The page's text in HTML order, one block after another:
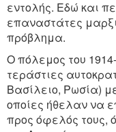
εντολής. Εδώ και
επαναστάτες
πρόβλημα.
Ο πόλεμος του
τεράστιες
Βασίλειο, Ρωσία)
οποίες ήθελαν να
προς όφελός τους,